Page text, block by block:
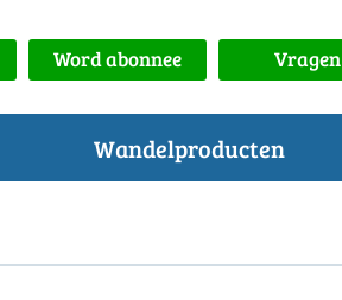
Word abonnee Vragen
Wandelproducten